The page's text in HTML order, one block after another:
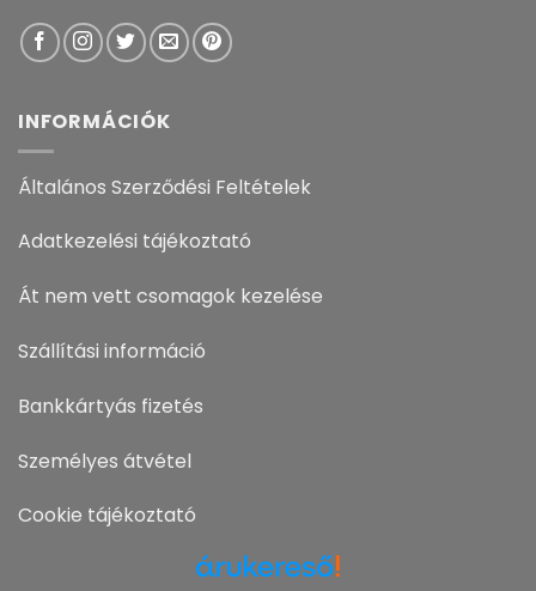
INFORMÁCIÓK
Általános Szerződési Feltételek
Adatkezelési tájékoztató
Át nem vett csomagok kezelése
Szállítási információ
Bankkártyás fizetés
Személyes átvétel
Cookie tájékoztató